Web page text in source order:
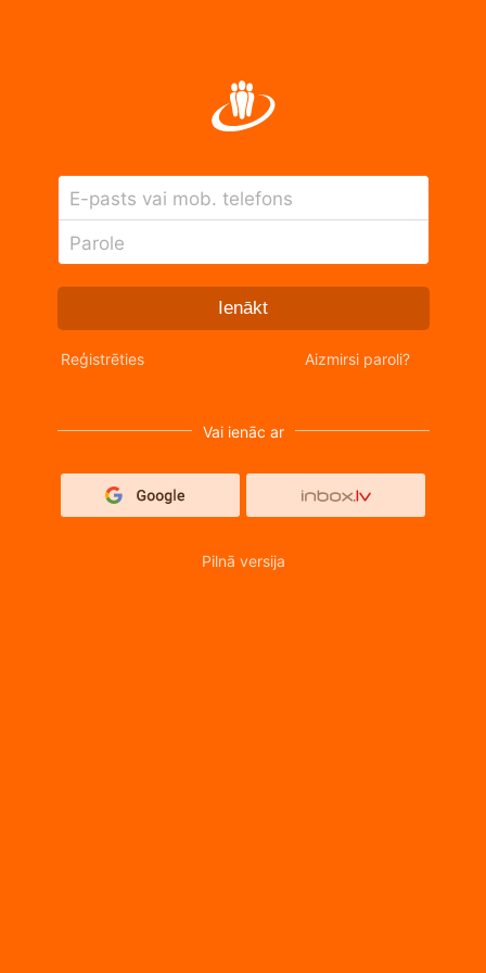
E-pasts vai mob. telefons
Parole
Ienākt
Reģistrēties Aizmirsi paroli?
Vai ienāc ar
Pilnā versija